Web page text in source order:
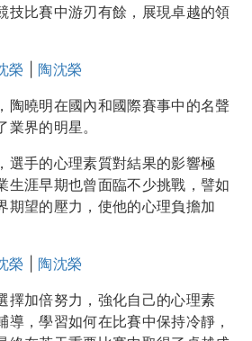
技比賽中游刃有餘，展現卓越的領
榮
陶沈榮
陶曉明在國內和國際賽事中的名聲
界的明星。
選手的心理素質對結果的影響極
生涯早期也曾面臨不少挑戰，譬如
期望的壓力，使他的心理負擔加
榮
陶沈榮
擇加倍努力，強化自己的心理素
導，學習如何在比賽中保持冷靜，